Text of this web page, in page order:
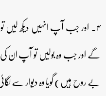
۴۔ اور جب آپ انہیں دیکھ
گے اور جب وہ بولیں تو آپ ان کی
بے روح ہیں) گویا وہ دیوار سے